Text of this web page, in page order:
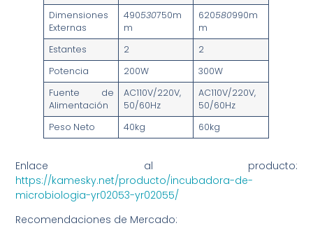
Dimensiones
Externas
490530750m
m
620580990m
m
Estantes
2
2
Potencia
200W
300W
Fuente de
Alimentación
AC110V/220V,
50/60Hz
AC110V/220V,
50/60Hz
Peso Neto
40kg 60kg
Enlace al producto:
https://kamesky.net/producto/incubadora-de-
microbiologia-yr02053-yr02055/
Recomendaciones de Mercado: